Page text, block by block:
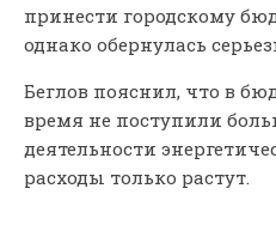
принести городскому
однако обернулась
Беглов пояснил, что в
время не поступили
деятельности
расходы только растут.